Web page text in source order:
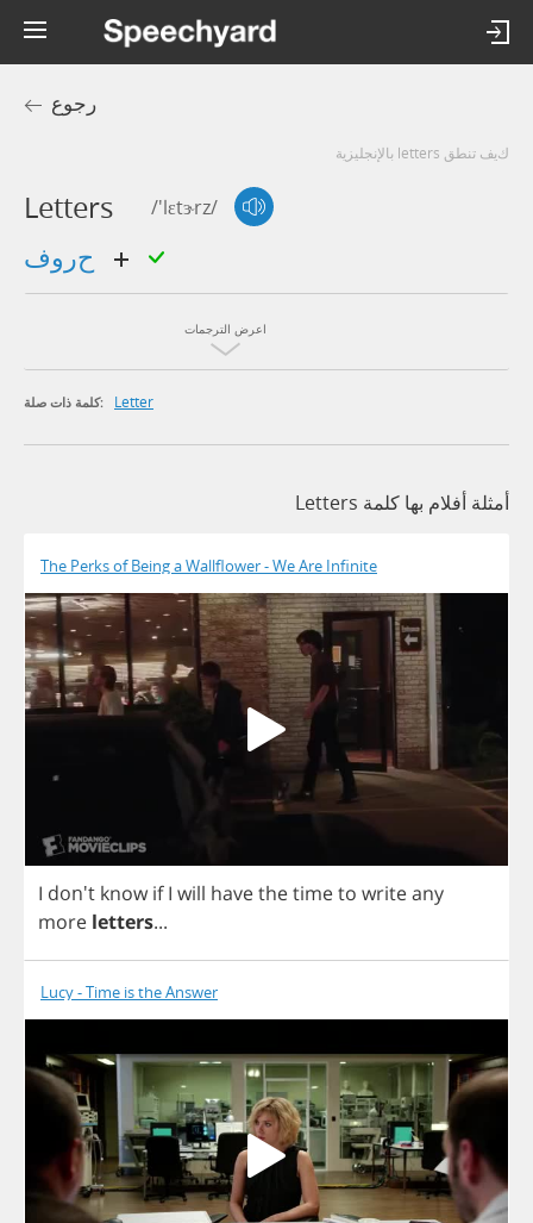
رجوع
كيف تنطق letters بالإنجليزية
Letters /'lɛtɝrz/
اعرض الترجمات
كلمة ذات صلة: Letter
أمثلة أفلام بها كلمة Letters
The Perks of Being a Wallflower - We Are Infinite
I don't know if I will havethetimeto writeany
more letters...
Lucy - Time is the Answer